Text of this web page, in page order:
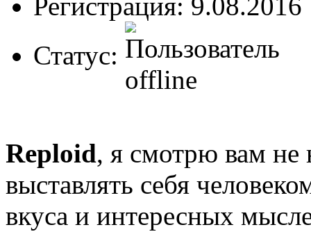
Статус:
Reploid, я смотрю вам не
выставлять себя
вкуса и интересных